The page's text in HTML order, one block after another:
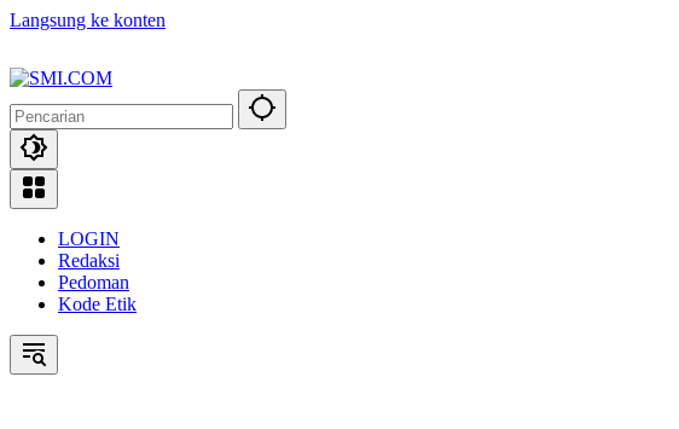
Langsung ke konten
LOGIN
Redaksi
Pedoman
Kode Etik